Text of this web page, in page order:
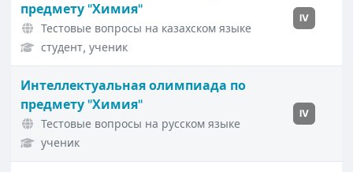
предмету "Химия"
Тестовые вопросы на казахском языке
студент, ученик
IV
Интеллектуальная олимпиада по
предмету "Химия"
Тестовые вопросы на русском языке
ученик
IV